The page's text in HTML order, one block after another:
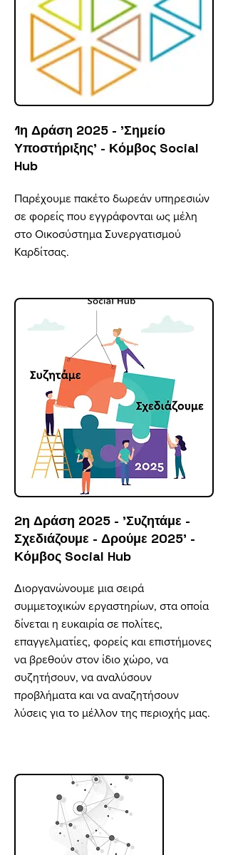
1η Δράση 2025 - 'Σημείο
Υποστήριξης' - Κόμβος Social
Hub
Παρέχουμε πακέτο δωρεάν υπηρεσιών
σε φορείς που εγγράφονται ως μέλη
στο Οικοσύστημα Συνεργατισμού
Καρδίτσας.
2η Δράση 2025 - 'Συζητάμε -
Σχεδιάζουμε - Δρούμε 2025' -
Κόμβος Social Hub
Διοργανώνουμε μια σειρά
συμμετοχικών εργαστηρίων, στα οποία
δίνεται η ευκαιρία σε πολίτες,
επαγγελματίες, φορείς και επιστήμονες
να βρεθούν στον ίδιο χώρο, να
συζητήσουν, να αναλύσουν
προβλήματα και να αναζητήσουν
λύσεις για το μέλλον της περιοχής μας.